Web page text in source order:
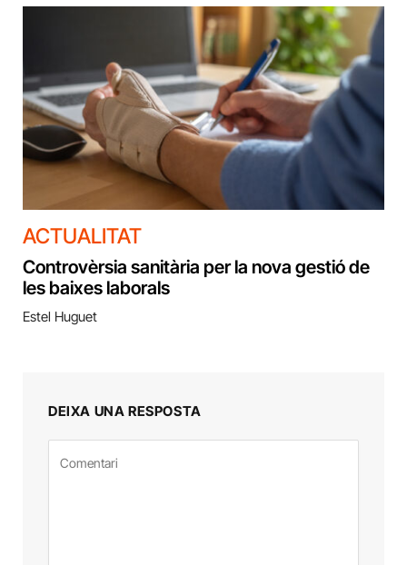
ACTUALITAT
Controvèrsia sanitària per la nova gestió de
les baixes laborals
Estel Huguet
DEIXA UNA RESPOSTA